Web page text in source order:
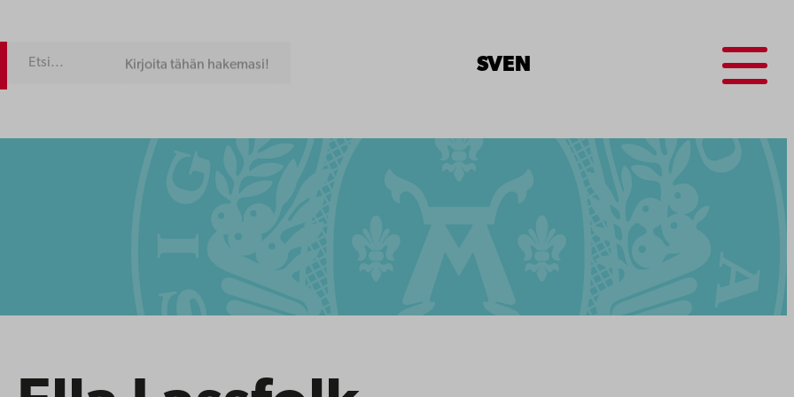
Kirjoita tähän hakemasi! SV EN
Menu